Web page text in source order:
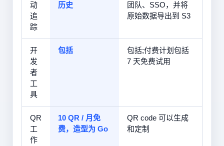
动
追
踪
历史
团队、SSO，并将
原始数据导出到 S3
开
发
者
工
具
包括
包括;付费计划包括
7 天免费试用
QR
工
作
10 QR / 月免
费，造型为 Go
QR code 可以生成
和定制